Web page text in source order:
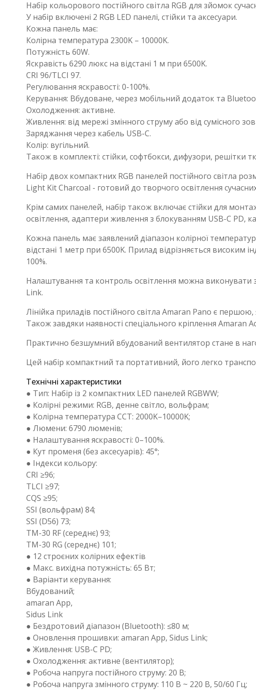
Набір кольорового постійного світла RGB для зйомок
У набір включені 2 RGB LED панелі, стійки та аксесуари.
Кожна панель має:
Колірна температура 2300K – 10000K.
Потужність 60W.
Яскравість 6290 люкс на відстані 1 м при 6500K.
CRI 96/TLCI 97.
Регулювання яскравості: 0-100%.
Керування: Вбудоване, через мобільний додаток та
Охолодження: активне.
Живлення: від мережі змінного струму або від сумісного
Заряджання через кабель USB-C.
Колір: вугільний.
Також в комплекті: стійки, софтбокси, дифузори, решітки
Набір двох компактних RGB панелей постійного світла
Light Kit Charcoal - готовий до творчого освітлення
Крім самих панелей, набір також включає стійки для
освітлення, адаптери живлення з блокуванням USB-C PD,
Кожна панель має заявлений діапазон колірної
відстані 1 метр при 6500K. Прилад відрізняється високим
100%.
Налаштування та контроль освітлення можна
Link.
Лінійка приладів постійного світла Amaran Pano є
Також завдяки наявності спеціального кріплення
Практично безшумний вбудований вентилятор стане в
Цей набір компактний та портативний, його легко
Технічні характеристики
● Тип: Набір із 2 компактних LED панелей RGBWW;
● Колірні режими: RGB, денне світло, вольфрам;
● Колірна температура CCT: 2000K–10000K;
● Люмени: 6790 люменів;
● Налаштування яскравості: 0–100%.
● Кут променя (без аксесуарів): 45°;
● Індекси кольору:
CRI ≥96;
TLCI ≥97;
CQS ≥95;
SSI (вольфрам) 84;
SSI (D56) 73;
TM-30 RF (середнє) 93;
TM-30 RG (середнє) 101;
● 12 строєних колірних ефектів
● Макс. вихідна потужність: 65 Вт;
● Варіанти керування:
Вбудований;
amaran App,
Sidus Link
● Бездротовий діапазон (Bluetooth): ≤80 м;
● Оновлення прошивки: amaran App, Sidus Link;
● Живлення: USB-C PD;
● Охолодження: активне (вентилятор);
● Робоча напруга постійного струму: 20 В;
● Робоча напруга змінного струму: 110 В ~ 220 В, 50/60 Гц;